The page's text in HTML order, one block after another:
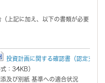
上記に加え、以下の書類が必要
投資計画に関する確認書（認定支援
式：34KB）
添及び別紙 基準への適合状況